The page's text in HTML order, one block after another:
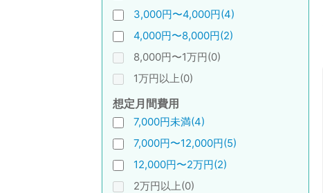
3,000円〜4,000円(4)
4,000円〜8,000円(2)
8,000円〜1万円(0)
1万円以上(0)
想定月間費用
7,000円未満(4)
7,000円〜12,000円(5)
12,000円〜2万円(2)
2万円以上(0)